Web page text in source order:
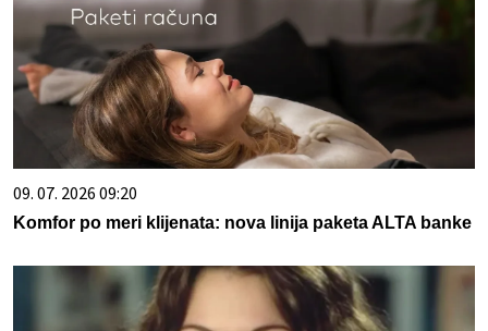
09. 07. 2026 09:20
Komfor po meri klijenata: nova linija paketa ALTA banke